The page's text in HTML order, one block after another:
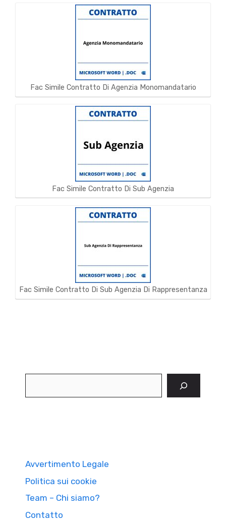
Fac Simile Contratto Di Agenzia Monomandatario
Fac Simile Contratto Di Sub Agenzia
Fac Simile Contratto Di Sub Agenzia Di Rappresentanza
Avvertimento Legale
Politica sui cookie
Team – Chi siamo?
Contatto